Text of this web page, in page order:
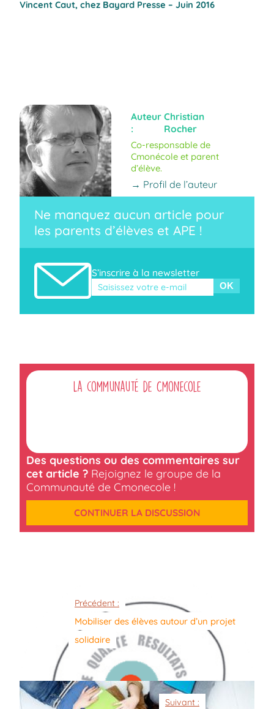
Vincent Caut, chez Bayard Presse – Juin 2016
Auteur
:
Christian
Rocher
Co-responsable de
Cmonécole et parent
d’élève.
→ Profil de l’auteur
Ne manquez aucun article pour
les parents d’élèves et APE !
S’inscrire à la newsletter
Veuillez laisser ce champ vide.
La communauté de Cmonecole
Des questions ou des commentaires sur
cet article ?Rejoignez le groupe de la
Communauté de Cmonecole !
CONTINUER LA DISCUSSION
Précédent :
Mobiliser des élèves autour d’un projet
solidaire
Suivant :